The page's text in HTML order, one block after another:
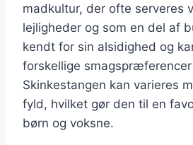
madkultur, der ofte serveres
lejligheder og som en del af
kendt for sin alsidighed og
forskellige
Skinkestangen kan varieres
fyld, hvilket gør den til en
børn og voksne.